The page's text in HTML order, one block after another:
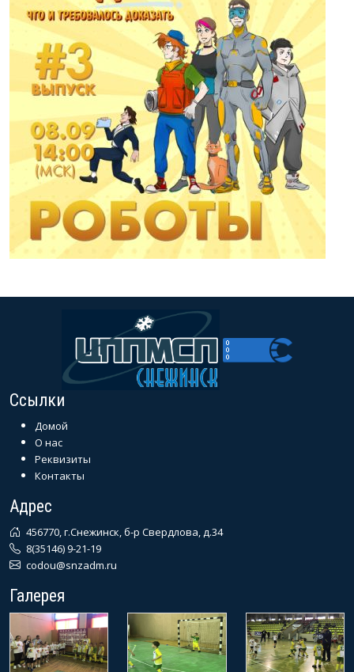
Ссылки
Домой
О нас
Реквизиты
Контакты
Адрес
456770, г.Снежинск, б-р Свердлова, д.34
8(35146) 9-21-19
codou@snzadm.ru
Галерея